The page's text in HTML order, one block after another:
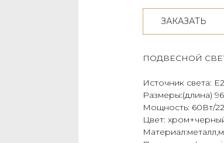
ЗАКАЗАТЬ
ПОДВЕСНОЙ
Источник света:
Размеры:(длина)
Мощность: 60Вт/
Цвет: